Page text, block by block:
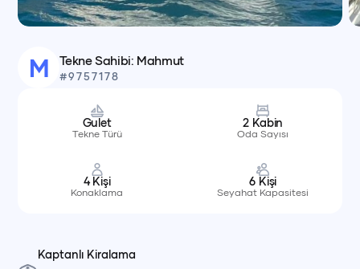
M Tekne Sahibi: Mahmut
#9757178
Gulet
Tekne Türü
2 Kabin
Oda Sayısı
4 Kişi
Konaklama
6 Kişi
Seyahat Kapasitesi
Kaptanlı Kiralama